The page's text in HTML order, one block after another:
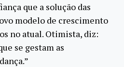
que a solução das
modelo de crescimento
no atual. Otimista, diz:
se gestam as